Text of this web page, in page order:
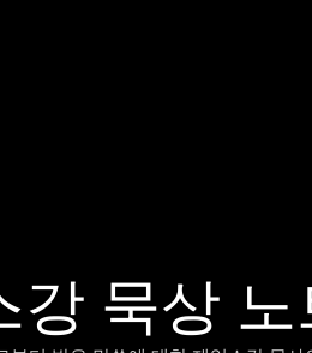
강 묵상 노